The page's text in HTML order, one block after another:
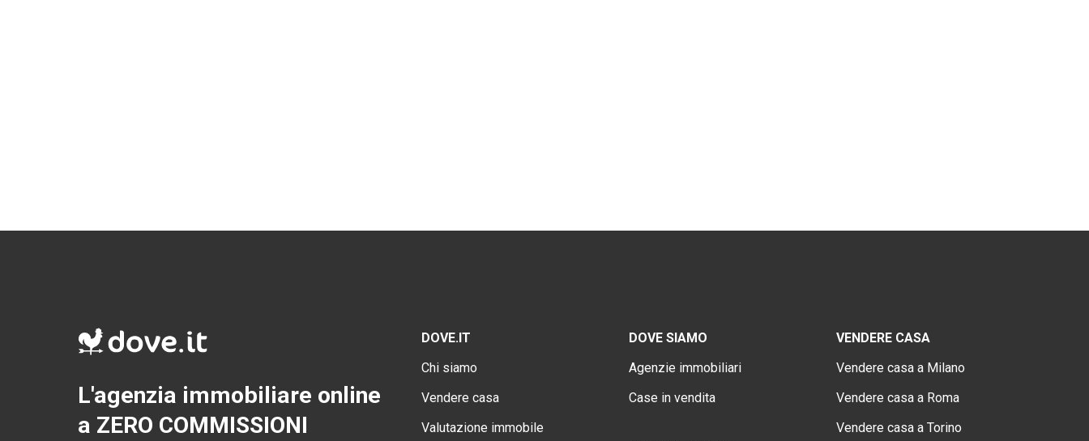
L'agenzia immobiliare online
a ZERO COMMISSIONI
DOVE.IT
Chi siamo
Vendere casa
Valutazione immobile
DOVE SIAMO
Agenzie immobiliari
Case in vendita
VENDERE CASA
Vendere casa a Milano
Vendere casa a Roma
Vendere casa a Torino